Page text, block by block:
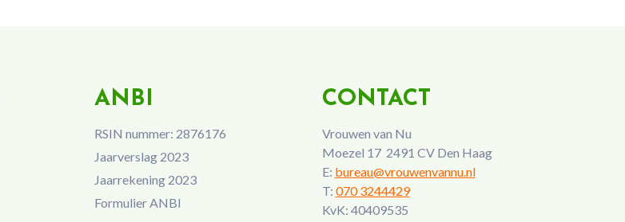
ANBI
RSIN nummer: 2876176
Jaarverslag 2023
Jaarrekening 2023
Formulier ANBI
CONTACT
Vrouwen van Nu
Moezel 17 2491 CV Den Haag
E: bureau@vrouwenvannu.nl
T: 070 3244429
KvK: 40409535